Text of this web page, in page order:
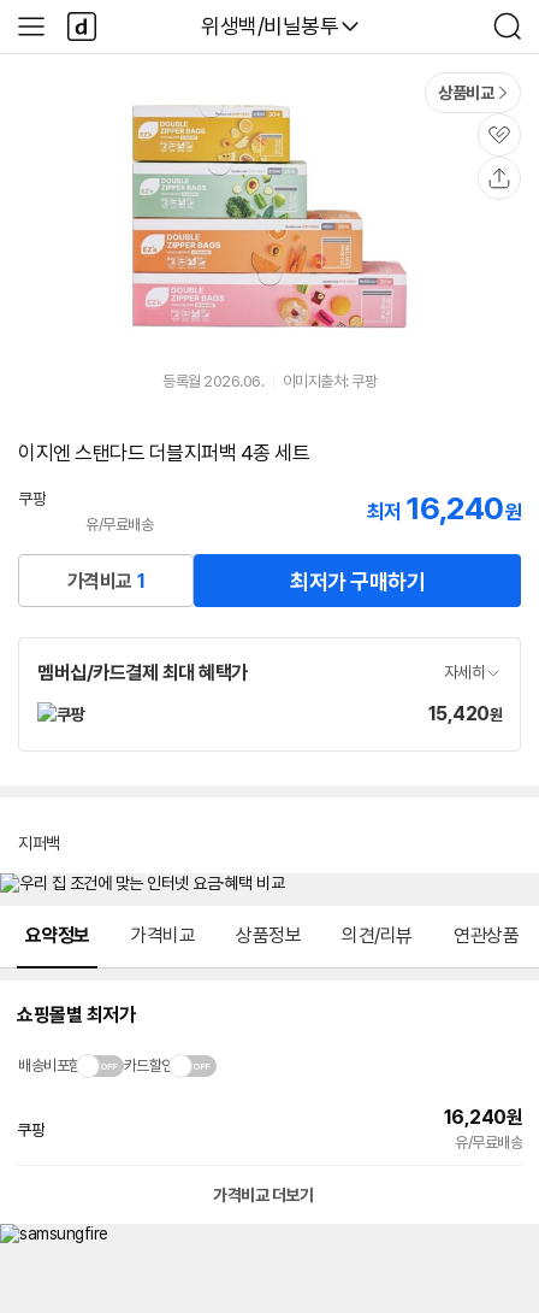
다나와
위생백/비닐봉투
검
색
사
이
다
나
와
상품비교
관
심
등록월 2026.06. 이미지출처: 쿠팡
이지엔 스탠다드 더블지퍼백 4종 세트
쿠팡
유/무료배송
최저 16,240원
가격비교 1 최저가 구매하기
멤버십/카드결제 최대 혜택가 자세히
가
15,420원
지퍼백
요약정보 가격비교 상품정보 의견/리뷰 연관상품
쇼핑몰별 최저가
배송비포함 카드할인
쿠팡
16,240원
유/무료배송
가격비교 더보기